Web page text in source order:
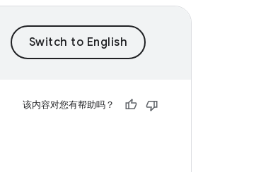
该内容对您有帮助吗？